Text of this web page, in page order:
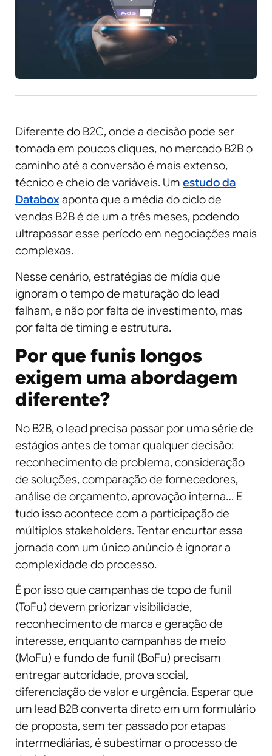
Diferente do B2C, onde a decisão pode ser
tomada em poucos cliques, no mercado B2B o
caminho até a conversão é mais extenso,
técnico e cheio de variáveis. Um estudo da
Databoxaponta que a média do ciclo de
vendas B2B é de um a três meses, podendo
ultrapassar esse período em negociações mais
complexas.
Nesse cenário, estratégias de mídia que
ignoram o tempo de maturação do lead
falham, e não por falta de investimento, mas
por falta de timing e estrutura.
Por que funis longos
exigem uma abordagem
diferente?
No B2B, o lead precisa passar por uma série de
estágios antes de tomar qualquer decisão:
reconhecimento de problema, consideração
de soluções, comparação de fornecedores,
análise de orçamento, aprovação interna… E
tudo isso acontece com a participação de
múltiplos stakeholders. Tentar encurtar essa
jornada com um único anúncio é ignorar a
complexidade do processo.
É por isso que campanhas de topo de funil
(ToFu) devem priorizar visibilidade,
reconhecimento de marca e geração de
interesse, enquanto campanhas de meio
(MoFu) e fundo de funil (BoFu) precisam
entregar autoridade, prova social,
diferenciação de valor e urgência. Esperar que
um lead B2B converta direto em um formulário
de proposta, sem ter passado por etapas
intermediárias, é subestimar o processo de